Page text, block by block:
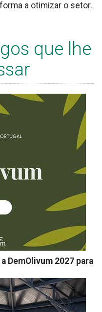
a otimizar o setor.
que lhe
DemOlivum 2027 para